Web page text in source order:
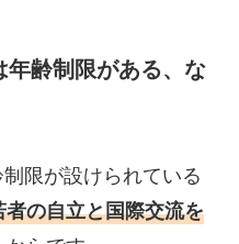
年齢制限がある、な
限が設けられている
者の自立と国際交流を